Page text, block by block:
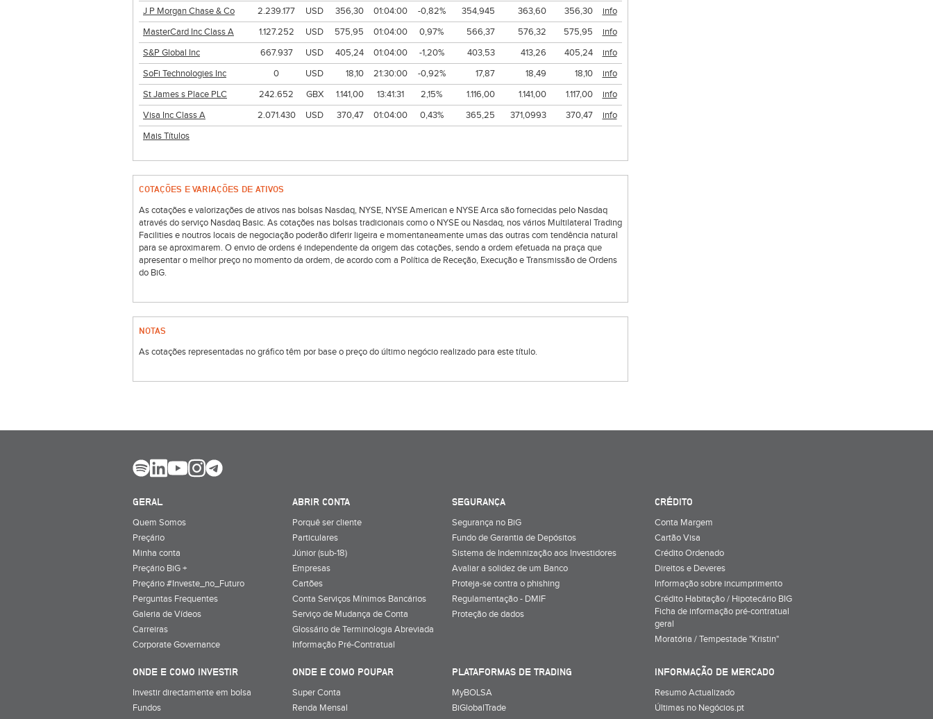
J P Morgan Chase & Co
2.239.177 USD 356,30 01:04:00 -0,82% 354,945 363,60 356,30
info
MasterCard Inc Class A
1.127.252 USD 575,95 01:04:00 0,97% 566,37 576,32 575,95
info
S&P Global Inc
667.937 USD 405,24 01:04:00 -1,20% 403,53 413,26 405,24
info
SoFi Technologies Inc
0 USD 18,10 21:30:00 -0,92% 17,87 18,49 18,10
info
St James s Place PLC
242.652 GBX 1.141,00 13:41:31 2,15% 1.116,00 1.141,00 1.117,00
info
Visa Inc Class A
2.071.430 USD 370,47 01:04:00 0,43% 365,25 371,0993 370,47
info
Mais Títulos
COTAÇÕES E VARIAÇÕES DE ATIVOS
As cotações e valorizações de ativos nas bolsas Nasdaq, NYSE, NYSE American e NYSE Arca são fornecidas pelo Nasdaq
através do serviço Nasdaq Basic. As cotações nas bolsas tradicionais como o NYSE ou Nasdaq, nos vários Multilateral Trading
Facilities e noutros locais de negociação poderão diferir ligeira e momentaneamente umas das outras com tendência natural
para se aproximarem. O envio de ordens é independente da origem das cotações, sendo a ordem efetuada na praça que
apresentar o melhor preço no momento da ordem, de acordo com a Política de Receção, Execução e Transmissão de Ordens
do BiG.
NOTAS
As cotações representadas no gráfico têm por base o preço do último negócio realizado para este título.
GERAL
Quem Somos
Preçário
Minha conta
Preçário BiG +
Preçário #Investe_no_Futuro
Perguntas Frequentes
Galeria de Vídeos
Carreiras
Corporate Governance
ABRIR CONTA
Porquê ser cliente
Particulares
Júnior (sub-18)
Empresas
Cartões
Conta Serviços Mínimos Bancários
Serviço de Mudança de Conta
Glossário de Terminologia Abreviada
Informação Pré-Contratual
SEGURANÇA
Segurança no BiG
Fundo de Garantia de Depósitos
Sistema de Indemnização aos Investidores
Avaliar a solidez de um Banco
Proteja-se contra o phishing
Regulamentação - DMIF
Proteção de dados
CRÉDITO
Conta Margem
Cartão Visa
Crédito Ordenado
Direitos e Deveres
Informação sobre incumprimento
Crédito Habitação / Hipotecário BIG
Ficha de informação pré-contratual
geral
Moratória / Tempestade "Kristin"
ONDE E COMO INVESTIR
Investir directamente em bolsa
Fundos
ONDE E COMO POUPAR
Super Conta
Renda Mensal
PLATAFORMAS DE TRADING
MyBOLSA
BiGlobalTrade
INFORMAÇÃO DE MERCADO
Resumo Actualizado
Últimas no Negócios.pt